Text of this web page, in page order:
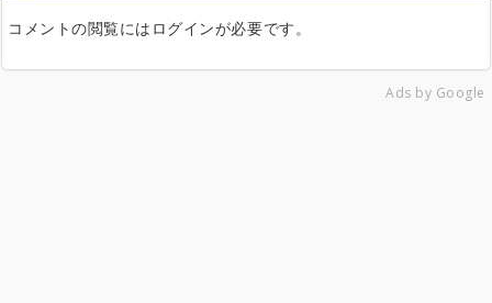
コメントの閲覧にはログインが必要です。
Ads by Google